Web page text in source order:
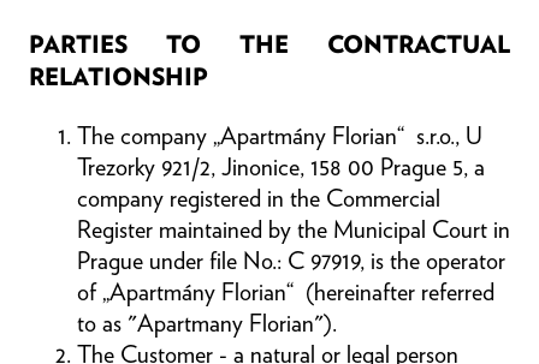
PARTIES TO THE CONTRACTUAL
RELATIONSHIP
The company „Apartmány Florian“ s.r.o., U
Trezorky 921/2, Jinonice, 158 00 Prague 5, a
company registered in the Commercial
Register maintained by the Municipal Court in
Prague under file No.: C 97919, is the operator
of „Apartmány Florian“ (hereinafter referred
to as "Apartmany Florian").
The Customer - a natural or legal person